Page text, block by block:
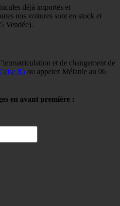
déjà importés et
nos voitures sont en stock et
Vendée).
et de changement de
85 ou appelez Mélanie au 06
en avant première :